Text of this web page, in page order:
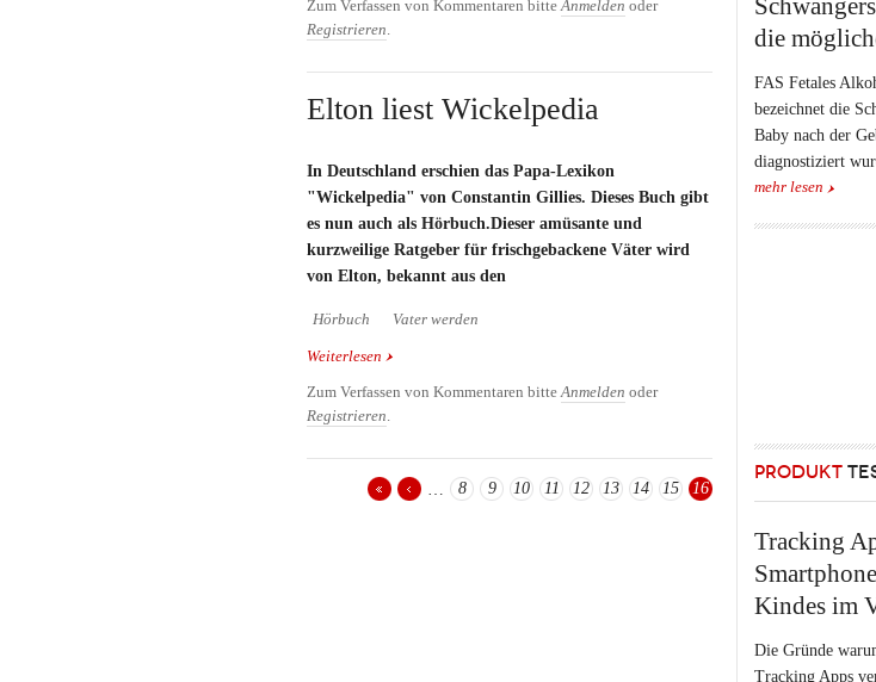
Zum Verfassen von Kommentaren bitte Anmelden oder
Registrieren
Elton liest Wickelpedia
In Deutschland erschien das Papa-Lexikon
"Wickelpedia" von Constantin Gillies. Dieses Buch gibt
es nun auch als Hörbuch.Dieser amüsante und
kurzweilige Ratgeber für frischgebackene Väter wird
von Elton, bekannt aus den
Hörbuch Vater werden
Weiterlesen über Elton liest Wickelpedia
Zum Verfassen von Kommentaren bitte Anmelden oder
Registrieren
8 9 10 11 12 13 14 15 16
die
FAS Fetales
bezeichnet die
Baby nach der
diagnostiziert
mehr lesen
PRODUKT
Tracking
Kindes im
Die Gründe
Tracking Apps